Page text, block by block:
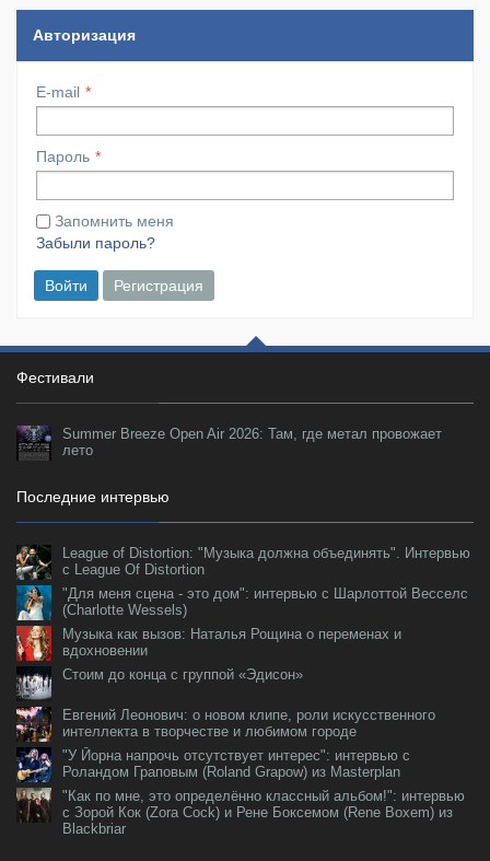
Авторизация
E-mail
Пароль
Запомнить меня
Забыли пароль?
Войти Регистрация
Фестивали
Summer Breeze Open Air 2026: Там, где метал провожает
лето
Последние интервью
League of Distortion: "Музыка должна объединять". Интервью
с League Of Distortion
"Для меня сцена - это дом": интервью с Шарлоттой Весселс
(Charlotte Wessels)
Музыка как вызов: Наталья Рощина о переменах и
вдохновении
Стоим до конца с группой «Эдисон»
Евгений Леонович: о новом клипе, роли искусственного
интеллекта в творчестве и любимом городе
"У Йорна напрочь отсутствует интерес": интервью с
Роландом Граповым (Roland Grapow) из Masterplan
"Как по мне, это определённо классный альбом!": интервью
с Зорой Кок (Zora Cock) и Рене Боксемом (Rene Boxem) из
Blackbriar